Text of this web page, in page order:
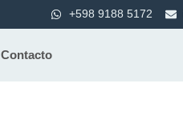
+598 9188 5172
Contacto